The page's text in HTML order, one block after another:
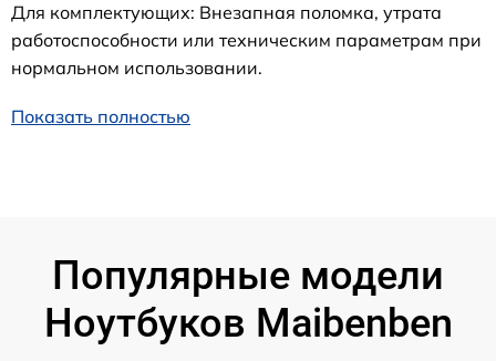
Для комплектующих: Внезапная поломка, утрата
работоспособности или техническим параметрам при
нормальном использовании.
Показать полностью
Популярные модели
Ноутбуков Maibenben